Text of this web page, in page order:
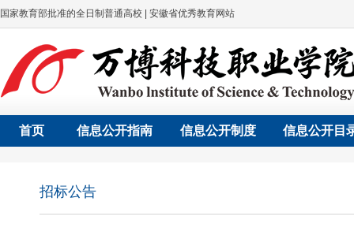
国家教育部批准的全日制普通高校 | 安徽省优秀教育网站
首页 信息公开指南 信息公开制度 信息公开目
招标公告